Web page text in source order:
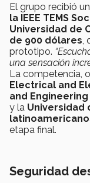
El grupo recibió un
la IEEE TEMS
Universidad de
de 900 dólares
prototipo.
una sensación
La competencia,
Electrical and
and
y la Universidad
etapa final.
Seguridad